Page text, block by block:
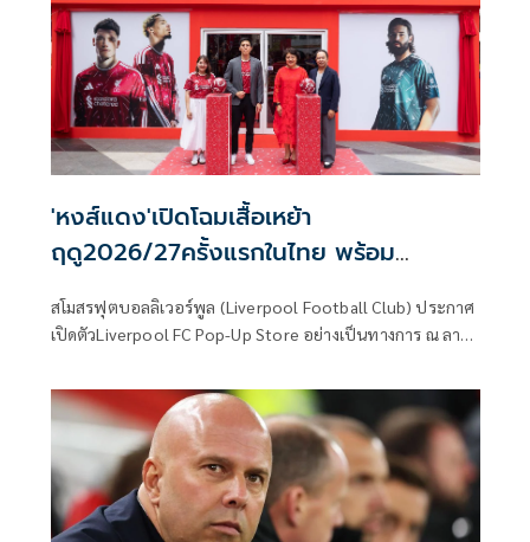
ลุ้นจนวินาทีสุดท้าย ทั้งการลุ้นแชมป์ พื้นที่ยุโรป และอันดับ
สุดท้ายของตาราง โดยไฮไลต์ของค่ำคืนนี้อยู่ที่หลายสนามซึ่งยัง
เต็มไปด้วยแรงกดดันและความเข้มข้น ถ่ายทอดสดครบทุกคู่ทาง
Monomax และบางคู่รับชมได้ทาง ช่อง MONO29
'หงส์แดง'เปิดโฉมเสื้อเหย้า
ฤดู2026/27ครั้งแรกในไทย พร้อม
สโมสรฟุตบอลลิเวอร์พูล (Liverpool Football Club) ประกาศ
เปิดตัวLiverpool FC Pop-Up Store อย่างเป็นทางการ ณ ลาน
มาร์กใจกลางกรุงเทพมหานคร พร้อมไฮไลท์สำคัญกับการเผย
โฉมเสื้อแข่งขันเหย้าประจำฤดูกาลใหม่ล่าสุด 2026/27 ให้แฟน
บอลชาวไทยได้สัมผัสและเป็นเจ้าของเป็นครั้งแรก โดยป๊อปอัพ
สโตร์แห่งนี้จะเปิดต้อนรับเหล่าสาวก "เดอะ เรดส์" (The Reds)
ตั้งแต่วันที่ 19พฤษภาคม ถึง 7 มิถุนายน 2569 นี้เท่านั้น